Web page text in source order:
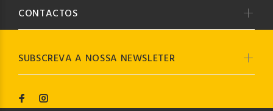
SUBSCREVA A NOSSA NEWSLETER
CONTACTOS